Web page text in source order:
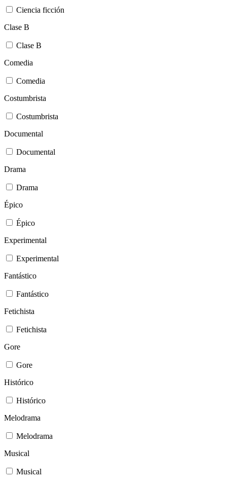
Ciencia ficción
Clase B
Clase B
Comedia
Comedia
Costumbrista
Costumbrista
Documental
Documental
Drama
Drama
Épico
Épico
Experimental
Experimental
Fantástico
Fantástico
Fetichista
Fetichista
Gore
Gore
Histórico
Histórico
Melodrama
Melodrama
Musical
Musical